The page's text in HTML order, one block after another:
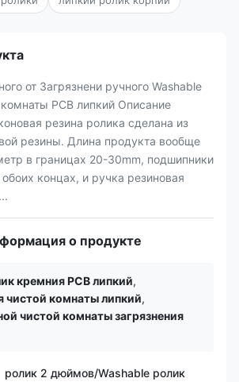
от Загрязнени ручного Washable
PCB липкий Описание
резина ролика сделана из
резины. Длина продукта вообще
в границах 20-30mm, подшипники
концах, и ручка резиновая
о продукте
кремния PCB липкий,
чистой комнаты липкий,
чистой комнаты загрязнения
ролик 2 дюймов/Washable ролик